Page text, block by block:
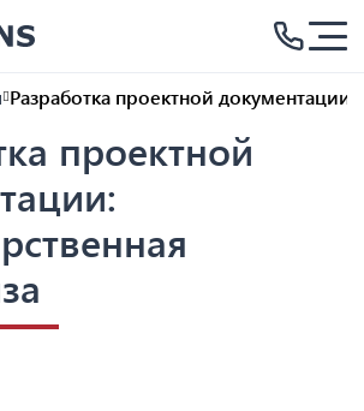
Разработка проектной документации:
проектной